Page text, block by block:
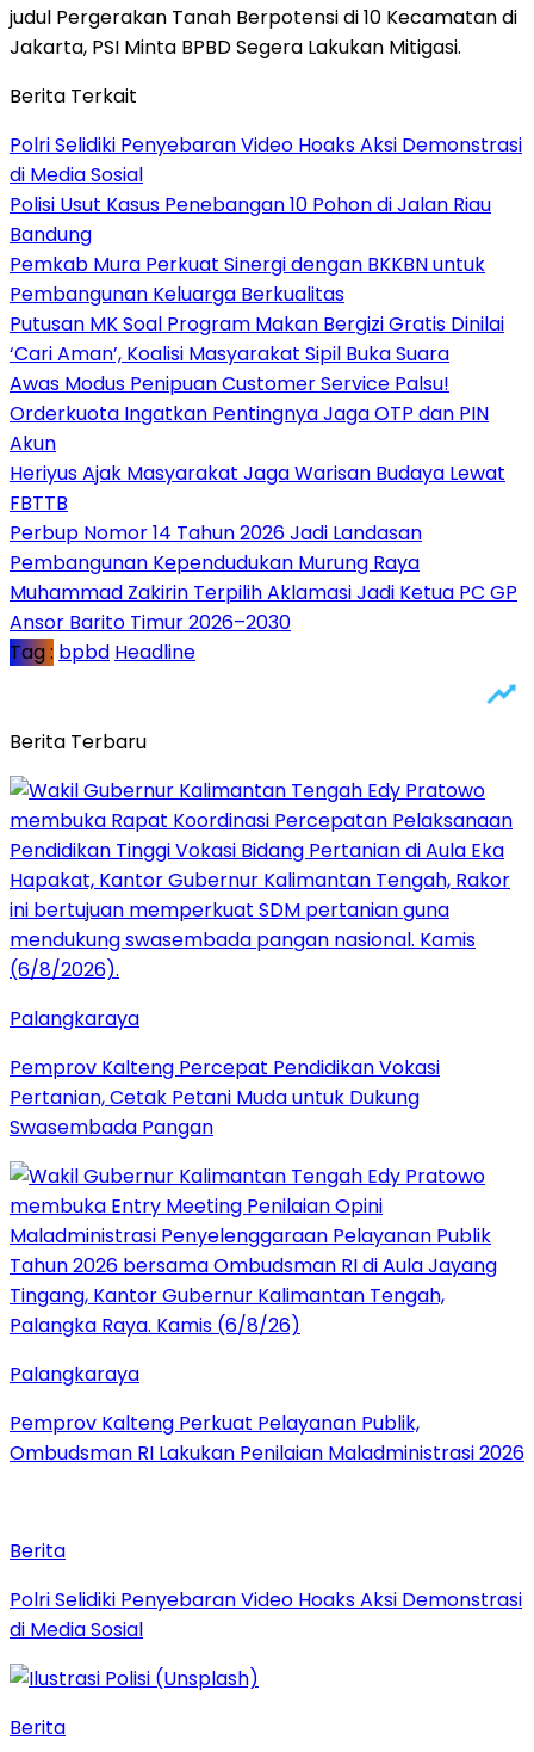
judul Pergerakan Tanah Berpotensi di 10 Kecamatan di
Jakarta, PSI Minta BPBD Segera Lakukan Mitigasi.
Berita Terkait
Polri Selidiki Penyebaran Video Hoaks Aksi Demonstrasi
di Media Sosial
Polisi Usut Kasus Penebangan 10 Pohon di Jalan Riau
Bandung
Pemkab Mura Perkuat Sinergi dengan BKKBN untuk
Pembangunan Keluarga Berkualitas
Putusan MK Soal Program Makan Bergizi Gratis Dinilai
‘Cari Aman’, Koalisi Masyarakat Sipil Buka Suara
Awas Modus Penipuan Customer Service Palsu!
Orderkuota Ingatkan Pentingnya Jaga OTP dan PIN
Akun
Heriyus Ajak Masyarakat Jaga Warisan Budaya Lewat
FBTTB
Perbup Nomor 14 Tahun 2026 Jadi Landasan
Pembangunan Kependudukan Murung Raya
Muhammad Zakirin Terpilih Aklamasi Jadi Ketua PC GP
Ansor Barito Timur 2026–2030
Tag : bpbd Headline
Berita Terbaru
Palangkaraya
Pemprov Kalteng Percepat Pendidikan Vokasi
Pertanian, Cetak Petani Muda untuk Dukung
Swasembada Pangan
Palangkaraya
Pemprov Kalteng Perkuat Pelayanan Publik,
Ombudsman RI Lakukan Penilaian Maladministrasi 2026
Berita
Polri Selidiki Penyebaran Video Hoaks Aksi Demonstrasi
di Media Sosial
Berita